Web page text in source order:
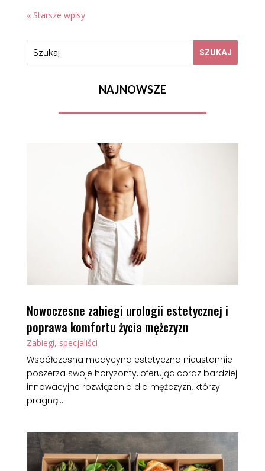
« Starsze wpisy
NAJNOWSZE
Nowoczesne zabiegi urologii estetycznej i
poprawa komfortu życia mężczyzn
Zabiegi, specjaliści
Współczesna medycyna estetyczna nieustannie
poszerza swoje horyzonty, oferując coraz bardziej
innowacyjne rozwiązania dla mężczyzn, którzy
pragną...